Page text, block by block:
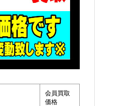
会員買取
価格